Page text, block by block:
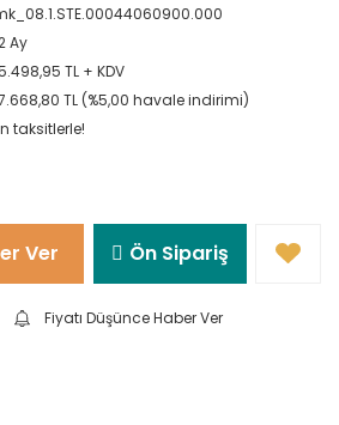
Ay
TL + KDV
TL (%5,00 havale indirimi)
taksitlerle!
Ver Ön Sipariş
Fiyatı Düşünce Haber Ver